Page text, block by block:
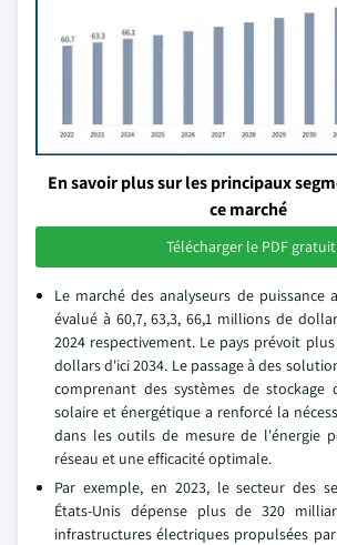
En savoir plus sur les principaux
ce marché
Télécharger le PDF gratuit
Le marché des analyseurs de puissance
évalué à 60,7, 63,3, 66,1 millions de
2024 respectivement. Le pays prévoit
dollars d'ici 2034. Le passage à des
comprenant des systèmes de stockage
solaire et énergétique a renforcé la
dans les outils de mesure de l'énergie
réseau et une efficacité optimale.
Par exemple, en 2023, le secteur des
États-Unis dépense plus de 320
infrastructures électriques propulsées